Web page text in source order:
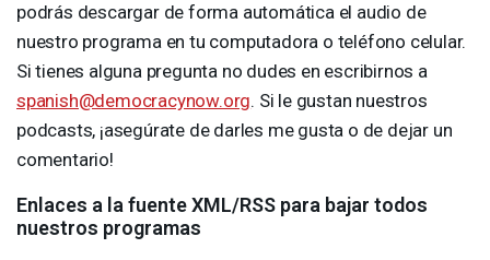
podrás descargar de forma automática el audio de
nuestro programa en tu computadora o teléfono celular.
Si tienes alguna pregunta no dudes en escribirnos a
spanish@democracynow.org. Si le gustan nuestros
podcasts, ¡asegúrate de darles me gusta o de dejar un
comentario!
Enlaces a la fuenteXML/RSS para bajar todos
nuestros programas